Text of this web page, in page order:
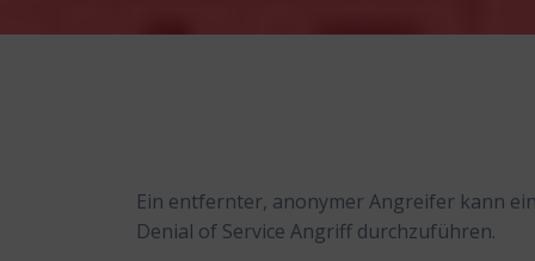
Ein entfernter, anonymer Angreifer kann
Denial of Service Angriff durchzuführen.